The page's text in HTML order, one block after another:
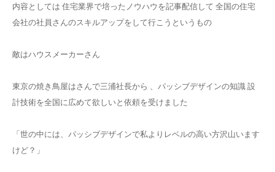
内容としては 住宅業界で培ったノウハウを記事配信して 全国の住宅
会社の社員さんのスキルアップをして行こうというもの
敵はハウスメーカーさん
東京の焼き鳥屋はさんで三浦社長から 、パッシブデザインの知識 設
計技術を全国に広めて欲しいと依頼を受けました
「世の中には、パッシブデザインで私よりレベルの高い方沢山います
けど？」